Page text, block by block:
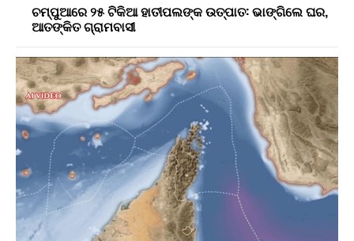
ଚମ୍ପୁଆରେ ୨୫ ଟିକିଆ ହାତୀପଲଙ୍କ ଉତ୍ପାତ: ଭାଙ୍ଗିଲେ ଘର,
ଆତଙ୍କିତ ଗ୍ରାମବାସୀ